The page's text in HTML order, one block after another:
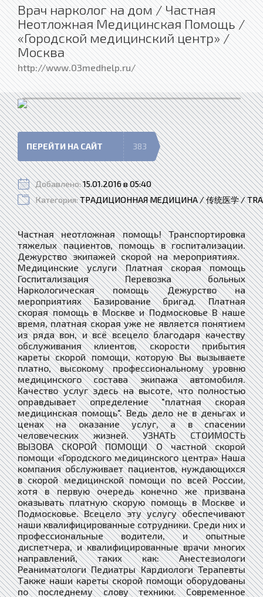
Врач нарколог на дом / Частная
Неотложная Медицинская Помощь /
«Городской медицинский центр» /
Москва
http://www.03medhelp.ru/
ПЕРЕЙТИ НА САЙТ 383
Добавлено:15.01.2016 в 05:40
Категория:ТРАДИЦИОННАЯ МЕДИЦИНА / 传统医学 /
Частная неотложная помощь! Транспортировка
тяжелых пациентов, помощь в госпитализации.
Дежурство экипажей скорой на мероприятиях. ​
Медицинские услуги Платная скорая помощь
Госпитализация Перевозка больных
Наркологическая помощь Дежурство на
мероприятиях Базирование бригад. Платная
скорая помощь в Москве и Подмосковье В наше
время, платная скорая уже не является понятием
из ряда вон, и всё всецело благодаря качеству
обслуживания клиентов, скорости прибытия
кареты скорой помощи, которую Вы вызываете
платно, высокому профессиональному уровню
медицинского состава экипажа автомобиля.
Качество услуг здесь на высоте, что полностью
оправдывает определение "платная скорая
медицинская помощь". Ведь дело не в деньгах и
ценах на оказание услуг, а в спасении
человеческих жизней. УЗНАТЬ СТОИМОСТЬ
ВЫЗОВА СКОРОЙ ПОМОЩИ О частной скорой
помощи «Городского медицинского центра» Наша
компания обслуживает пациентов, нуждающихся
в скорой медицинской помощи по всей России,
хотя в первую очередь конечно же призвана
оказывать платную скорую помощь в Москве и
Подмосковье. Всецело эту услугу обеспечивают
наши квалифицированные сотрудники. Среди них и
профессиональные водители, и опытные
диспетчера, и квалифицированные врачи многих
направлений, таких как: Анестезиологи
Реаниматологи Педиатры Кардиологи Терапевты
Также наши кареты скорой помощи оборудованы
по последнему слову техники. Современное